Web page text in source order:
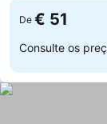
De € 51
Consulte os